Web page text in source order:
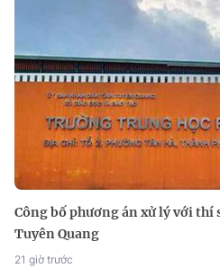
Công bố phương án xử lý với
Tuyên Quang
21 giờ trước